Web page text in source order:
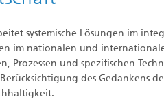
systemische Lösungen im
im nationalen und
Prozessen und spezifischen
des Gedankens